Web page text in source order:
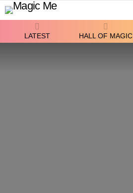
LATEST HALL OF MAGIC